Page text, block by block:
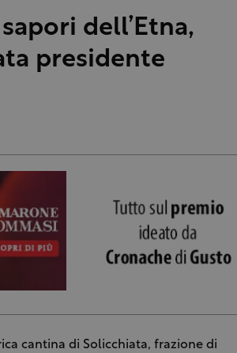
dell’Etna,
presidente
cantina di Solicchiata, frazione di